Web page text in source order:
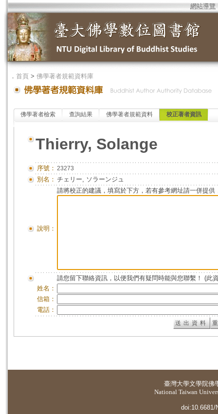
網站導覽
． 首頁 > 佛學著者規範資料庫
佛學著者檢索 查詢結果 佛學著者規範資料 校正著者資訊
Thierry, Solange
序號： 23273
別名： チェリー, ソラーンジュ
說明：
請將校正的建議，填寫於下方，若有參考網址請一併提供
請您留下聯絡資訊，以便我們有疑問時能與您聯繫！ (此
姓名：
信箱：
電話：
臺灣大學文學院佛
National Taiwan
doi:10.6681/